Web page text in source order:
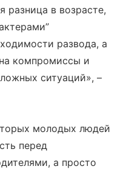
разница в возрасте,
развода, а
компромиссы и
ситуаций», –
молодых людей
перед
а просто